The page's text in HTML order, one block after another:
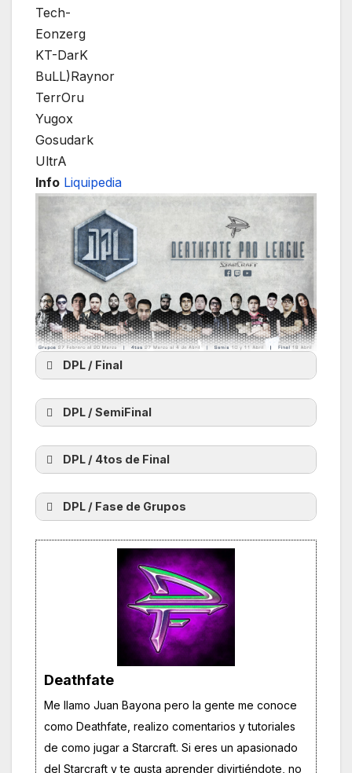
Tech-
Eonzerg
KT-DarK
BuLL)Raynor
TerrOru
Yugox
Gosudark
UltrA
Info Liquipedia
DPL / Final
DPL GRAN FINAL - Terror 🇵🇪 vs
Eonzerg 🇧🇪
0:00:00 DPL GRAN FINAL - Terror vs
DPL / SemiFinal
DPL Semifinal - Terror 🇵🇪 vs
DPL / 4tos de Final
DPL / Fase de Grupos
Deathfate
Me llamo Juan Bayona pero la gente me conoce
como Deathfate, realizo comentarios y tutoriales
de como jugar a Starcraft. Si eres un apasionado
del Starcraft y te gusta aprender divirtiéndote, no